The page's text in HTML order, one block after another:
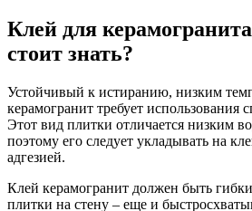
Клей для
стоит знать?
Устойчивый к истиранию, низким
керамогранит требует использования
Этот вид плитки отличается низким
поэтому его следует укладывать на
адгезией.
Клей керамогранит должен быть
плитки на стену – еще и